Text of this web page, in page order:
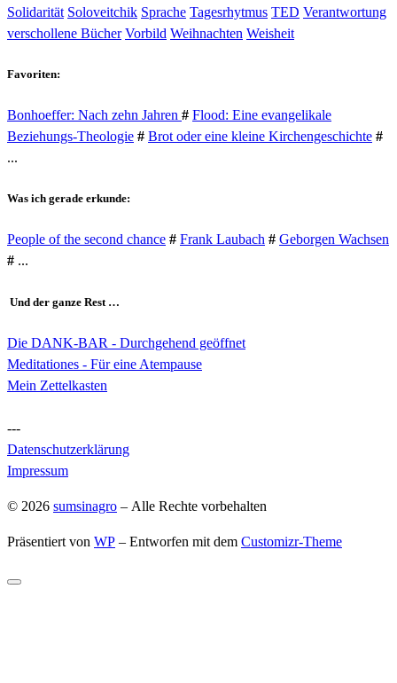
Solidarität Soloveitchik Sprache Tagesrhytmus TED Verantwortung
verschollene Bücher Vorbild Weihnachten Weisheit
Favoriten:
Bonhoeffer: Nach zehn Jahren # Flood: Eine evangelikale
Beziehungs-Theologie # Brot oder eine kleine Kirchengeschichte #
...
Was ich gerade erkunde:
People of the second chance # Frank Laubach # Geborgen Wachsen
# ...
Und der ganze Rest …
Die DANK-BAR - Durchgehend geöffnet
Meditationes - Für eine Atempause
Mein Zettelkasten
---
Datenschutzerklärung
Impressum
© 2026 sumsinagro – Alle Rechte vorbehalten
Präsentiert von WP – Entworfen mit dem Customizr-Theme